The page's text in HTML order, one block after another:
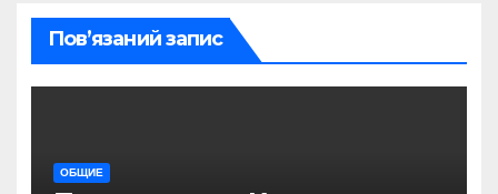
Пов’язаний запис
ОБЩИЕ